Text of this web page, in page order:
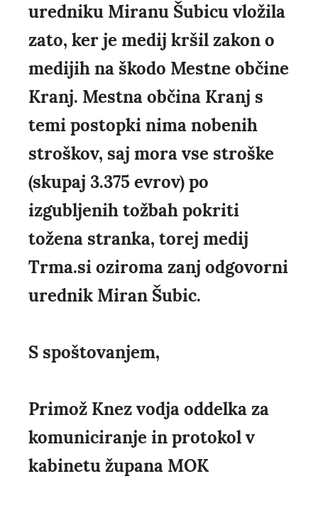
uredniku Miranu Šubicu vložila
zato, ker je medij kršil zakon o
medijih na škodo Mestne občine
Kranj. Mestna občina Kranj s
temi postopki nima nobenih
stroškov, saj mora vse stroške
(skupaj 3.375 evrov) po
izgubljenih tožbah pokriti
tožena stranka, torej medij
Trma.si oziroma zanj odgovorni
urednik Miran Šubic.
S spoštovanjem,
Primož Knez vodja oddelka za
komuniciranje in protokol v
kabinetu župana MOK